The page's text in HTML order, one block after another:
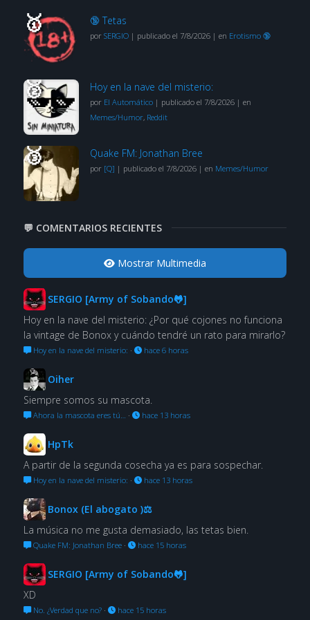
🔞 Tetas
por SERGIO| publicado el 7/8/2026| en Erotismo 🔞
Hoy en la nave del misterio:
por El Automático| publicado el 7/8/2026| en
Memes/Humor, Reddit
Quake FM: Jonathan Bree
por [Q] | publicado el 7/8/2026| en Memes/Humor
💬 COMENTARIOS RECIENTES
Mostrar Multimedia
SERGIO [Army of Sobando🐸]
Hoy en la nave del misterio: ¿Por qué cojones no funciona
la vintage de Bonox y cuándo tendré un rato para mirarlo?
Hoy en la nave del misterio: · hace 6 horas
Oiher
Siempre somos su mascota.
Ahora la mascota eres tú… · hace 13 horas
HpTk
A partir de la segunda cosecha ya es para sospechar.
Hoy en la nave del misterio: · hace 13 horas
Bonox (El abogato )⚖
La música no me gusta demasiado, las tetas bien.
Quake FM: Jonathan Bree· hace 15 horas
SERGIO [Army of Sobando🐸]
XD
No. ¿Verdad que no?· hace 15 horas